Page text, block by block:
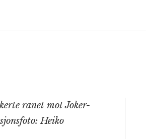
ranet mot Joker-
Heiko